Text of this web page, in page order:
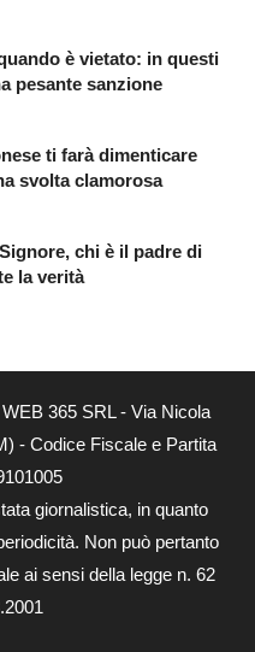
è vietato: in questi
pesante sanzione
ti farà dimenticare
svolta clamorosa
chi è il padre di
la verità
365 SRL - Via Nicola
- Codice Fiscale e Partita
giornalistica, in quanto
Non può pertanto
ai sensi della legge n. 62